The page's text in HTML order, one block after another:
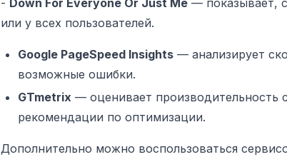
- Down For Everyone Or Just Me — показывает,
или у всех пользователей.
Google PageSpeed Insights — анализирует
возможные ошибки.
GTmetrix — оценивает производительность
рекомендации по оптимизации.
Дополнительно можно воспользоваться